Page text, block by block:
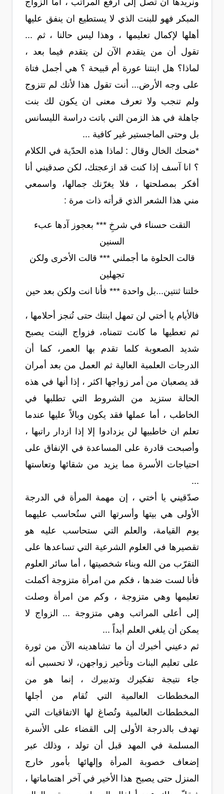
ونريدها ان تصل إلى أرفع المراتب ، أما الزواج
المبكر فهو للبنت الذي لا يستطيع ان ينفق عليها
أهلها لإكمال تعليمها ، وهذا ليس حالنا ، ثم ...
تقول أن من يتقدم الآن لن يتقدم فيما بعد ،
لماذا؟ هل ابنتنا عورة أم قبيحة ؟ هي أجمل فتاة
على وجه الأرض... أنت تقول هذا لأنك لم تتزوج
ولم تنجب ولا تعرف معنى ان يكون لك بنت
جاهلة في هذ الزمن التي باتت دراسة الليسانس
بل وحتى الماجستير غير كافية ...
*ضحك الخال وقال : لماذا هذه الحدّية في الكلام
؟ انا آسف إذا كنت قد ازعجتك، لكن صدقيني أنا
أفكر بمصلحتها ، فلا يغرّنك جمالها، واسمعي
مني هذا الشعر الذي قرأته ذات مرة :
التقت حسناء في شرخِ *** بعجوز آدها عبء
السنين
قالت الحلوة ما أجملني *** قالت الأخرى ولكن
تجهلين
خلتنا ثنتين...بل واحدة *** فأنا انت ولكن بعد حين
فالأيام يا أختي لن تمهل ابنتك حتى تُنجز أحلامها ،
ثم تعطيها ما كانت تتمناه، فزواج البنت يصبح
شديد الصعوبة كلما تقدم بها العمر، كما أن
الدرجات العلمية العالية ثم العمل من بعد أمران
قد يصعبان من أمر زواجها اكثر ، إذا أنها في هذه
الحالة ستزيد من الشروط التي تطلبها في
الخاطب ، أما عملها فقد يكون وبالاً عليها عندما
تعلم ان خاطبيها لن يزدادوا إلا إذا ازدار راتبها ،
وأصبحت قادرة على المساعدة في الإنفاق على
احتياجات الأسرة مما يزيد من شقائها وتعاستها
...
صدّقيني يا أختي ، إن مهمة المرأة في الدرجة
الأولى هي بيتها وأسرتها التي ستُحاسب عليهما
يوم القيامة، والعلم التي ستحاسب عليه هو
تقصيرها في العلوم الشرعية التي تساعدها على
التقرّب من الله وبناء شخصيتها ، أما سائر العلوم
فأنا لست ضدها ، فكم من امرأة متزوجة أكملت
تعليمها وهي متزوجة ، وكم من امرأة وصلت
إلى أعلى المراتب وهي متزوجة ... الزواج لا
يمكن أن يلغي العلم أبداً ...
ثم دعيني أخبرك أن ما تشاهدينه الآن من ثورة
على تعليم البنات وتأخير زواجهن، لا تحسبي أنه
جاء نتيجة تفكيرك وتدبيرك ، إنما هو من
المخططات العالمية التي تُقام من أجلها
المخططات العالمية وتُصاغ لها الاتفاقيات التي
تهدف بالدرجة الأولى إلى القضاء على الأسرة
المسلمة في المهد قبل أن تولد ، وذلك عبر
إضعاف خصوبة المرأة وإلهائها بأمور خارج
المنزل حتى يصبح هذا الأخير في آخر اهتماماتها ،